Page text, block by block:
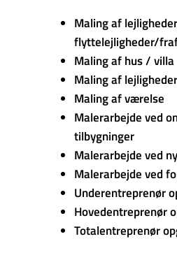
Maling af
flyttelejligheder/
Maling af hus / villa
Maling af lejligheder
Maling af værelse
Malerarbejde ved
tilbygninger
Malerarbejde ved
Malerarbejde ved
Underentreprenør
Hovedentreprenør
Totalentreprenør